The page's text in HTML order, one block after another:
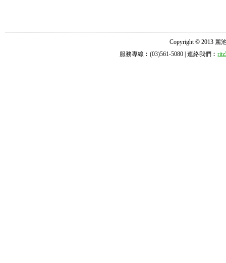
Copyright © 2013 麗
服務專線︰(03)561-5080 | 連絡我們︰